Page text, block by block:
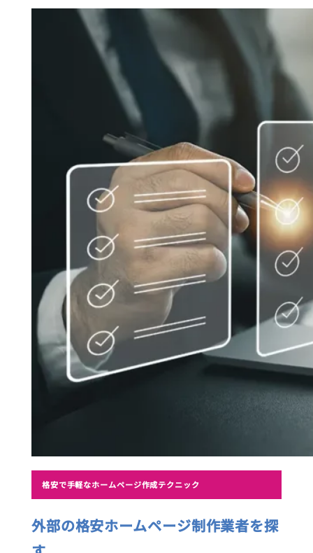
格安で手軽なホームページ作成テクニック
外部の格安ホームページ制作業者を探